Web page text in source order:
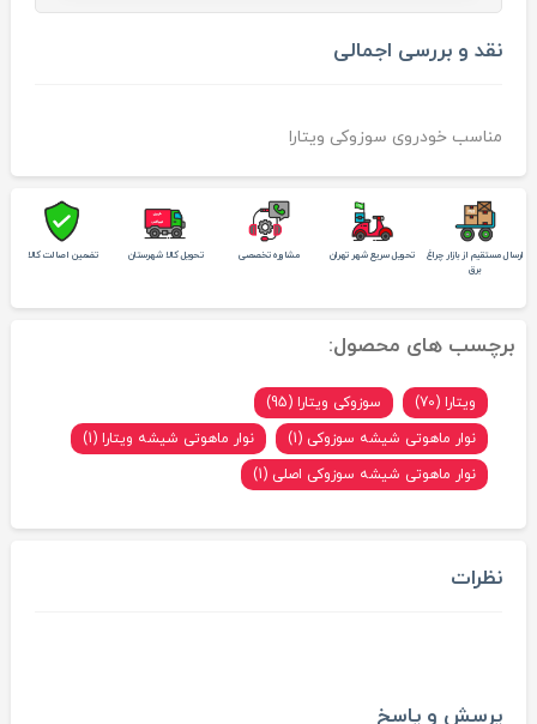
نقد و بررسی اجمالی
مناسب خودروی سوزوکی ویتارا
ارسال مستقیم از بازار چراغ
برق
تحویل سریع شهر تهران مشاوره تخصصی تحویل کالا شهرستان تضمین اصالت کالا
برچسب های محصول:
ویتارا (70)
سوزوکی ویتارا (95)
نوار ماهوتی شیشه سوزوکی (1)
نوار ماهوتی شیشه ویتارا (1)
نوار ماهوتی شیشه سوزوکی اصلی (1)
نظرات
پرسش و پاسخ